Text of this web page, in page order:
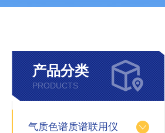
产品分类
PRODUCTS
气质色谱质谱联用仪